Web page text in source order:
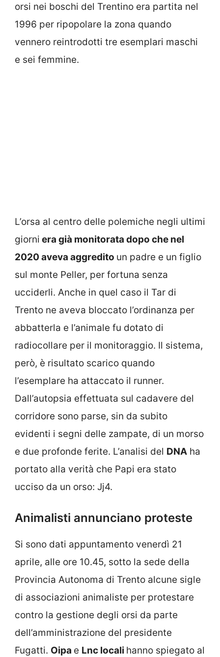
orsi nei boschi del Trentino era partita nel
1996 per ripopolare la zona quando
vennero reintrodotti tre esemplari maschi
e sei femmine.
L’orsa al centro delle polemiche negli ultimi
giorni era già monitorata dopo che nel
2020 aveva aggredito un padre e un figlio
sul monte Peller, per fortuna senza
ucciderli. Anche in quel caso il Tar di
Trento ne aveva bloccato l’ordinanza per
abbatterla e l’animale fu dotato di
radiocollare per il monitoraggio. Il sistema,
però, è risultato scarico quando
l’esemplare ha attaccato il runner.
Dall’autopsia effettuata sul cadavere del
corridore sono parse, sin da subito
evidenti i segni delle zampate, di un morso
e due profonde ferite. L’analisi del DNA ha
portato alla verità che Papi era stato
ucciso da un orso: Jj4.
Animalisti annunciano proteste
Si sono dati appuntamento venerdì 21
aprile, alle ore 10.45, sotto la sede della
Provincia Autonoma di Trento alcune sigle
di associazioni animaliste per protestare
contro la gestione degli orsi da parte
dell’amministrazione del presidente
Fugatti. Oipa e Lnc locali hanno spiegato al